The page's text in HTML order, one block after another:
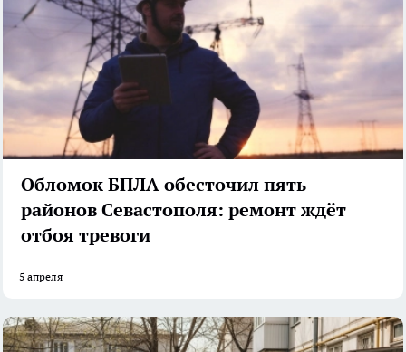
Обломок БПЛА обесточил пять
районов Севастополя: ремонт ждёт
отбоя тревоги
5 апреля